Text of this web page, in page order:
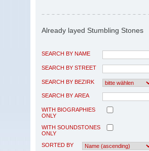
Already layed Stumbling Stones
SEARCH BY NAME
SEARCH BY STREET
SEARCH BY BEZIRK
SEARCH BY AREA
WITH BIOGRAPHIES
ONLY
WITH SOUNDSTONES
ONLY
SORTED BY